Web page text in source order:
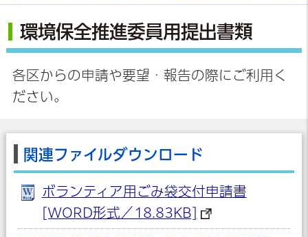
環境保全推進委員用提出書類
各区からの申請や要望・報告の際にご利用く
ださい。
関連ファイルダウンロード
ボランティア用ごみ袋交付申請書
[WORD形式／18.83KB]